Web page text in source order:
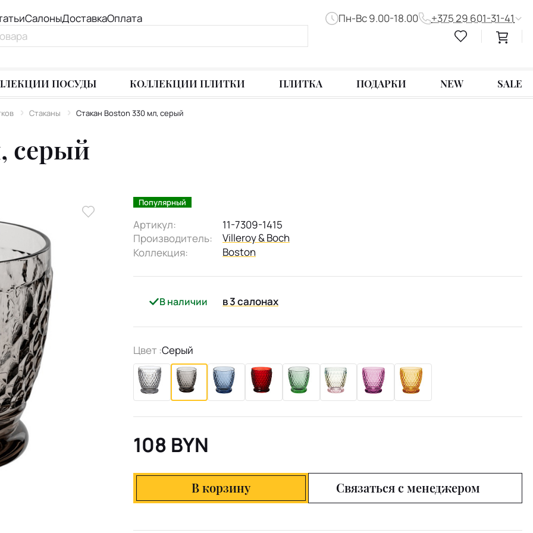
СалоныДоставкаОплата Пн-Вс 9.00-18.00 +375 29 601-31-41
ПОСУДЫ КОЛЛЕКЦИИ ПЛИТКИ ПЛИТКА ПОДАРКИ NEW SALE
Стаканы Стакан Boston 330 мл, серый
серый
Популярный
Артикул:
11-7309-1415
Производитель:
Villeroy & Boch
Коллекция:
Boston
В наличии в 3 салонах
Цвет :Серый
108 BYN
В корзину Связаться с менеджером